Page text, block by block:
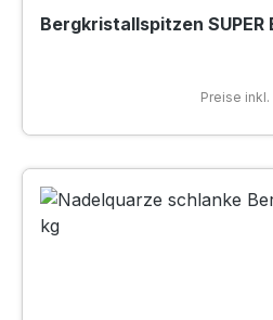
Bergkristallspitzen SUPER
Preise